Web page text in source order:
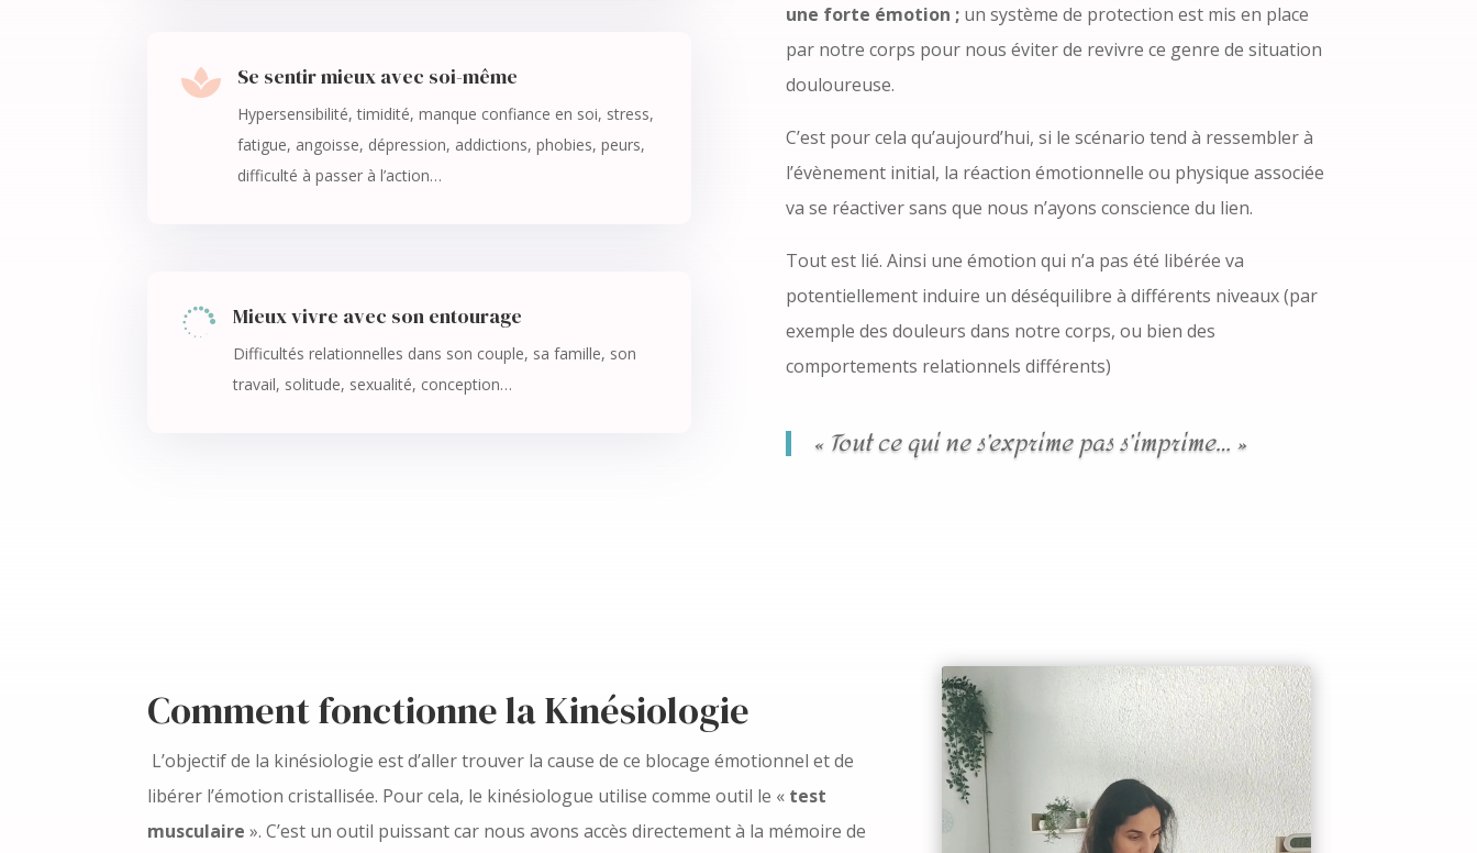
 Se sentir mieux avec soi-même
Hypersensibilité, timidité, manque confiance en soi, stress,
fatigue, angoisse, dépression, addictions, phobies, peurs,
difficulté à passer à l’action…
 Mieux vivre avec son entourage
Difficultés relationnelles dans son couple, sa famille, son
travail, solitude, sexualité, conception…
une forte émotion ;un système de protection est mis en place
par notre corps pour nous éviter de revivre ce genre de situation
douloureuse.
C’est pour cela qu’aujourd’hui, si le scénario tend à ressembler à
l’évènement initial, la réaction émotionnelle ou physique associée
va se réactiver sans que nous n’ayons conscience du lien.
Tout est lié. Ainsi une émotion qui n’a pas été libérée va
potentiellement induire un déséquilibre à différents niveaux (par
exemple des douleurs dans notre corps, ou bien des
comportements relationnels différents)
« Tout ce qui ne s’exprime pas s’imprime… »
Comment fonctionne la Kinésiologie
L’objectif de la kinésiologie est d’aller trouver la cause de ce blocage émotionnel et de
libérer l’émotion cristallisée. Pour cela, le kinésiologue utilise comme outil le « test
musculaire ». C’est un outil puissant car nous avons accès directement à la mémoire de